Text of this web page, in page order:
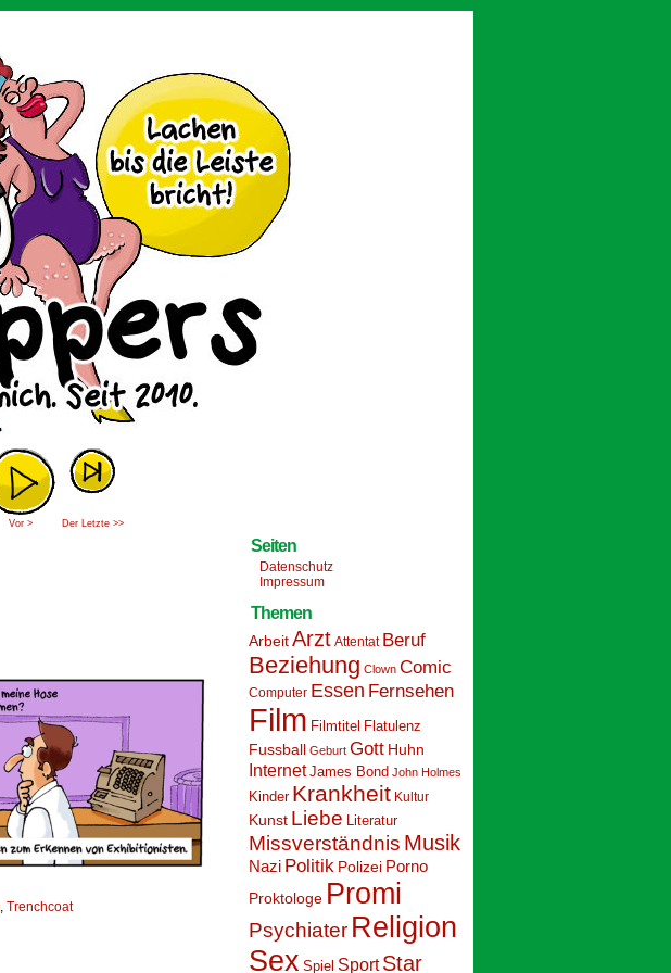
Vor > Der Letzte >>
, Trenchcoat
Seiten
Datenschutz
Impressum
Themen
ArbeitArzt Attentat Beruf
Beziehung Clown Comic
Computer Essen Fernsehen
Film Filmtitel Flatulenz
Fussball Geburt Gott Huhn
Internet James Bond John Holmes
Kinder Krankheit Kultur
Kunst Liebe Literatur
Missverständnis Musik
Nazi Politik Polizei Porno
Proktologe Promi
Psychiater Religion
Sex Spiel Sport Star